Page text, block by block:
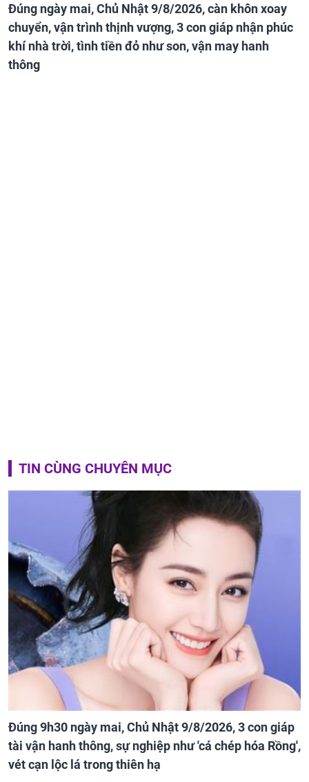
Đúng ngày mai, Chủ Nhật 9/8/2026, càn khôn xoay
chuyển, vận trình thịnh vượng, 3 con giáp nhận phúc
khí nhà trời, tình tiền đỏ như son, vận may hanh
thông
TIN CÙNG CHUYÊN MỤC
Đúng 9h30 ngày mai, Chủ Nhật 9/8/2026, 3 con giáp
tài vận hanh thông, sự nghiệp như 'cá chép hóa Rồng',
vét cạn lộc lá trong thiên hạ